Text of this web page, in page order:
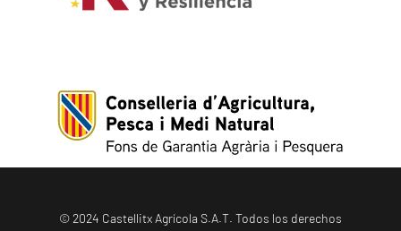
© 2024 Castellitx Agrícola S.A.T. Todos los derechos